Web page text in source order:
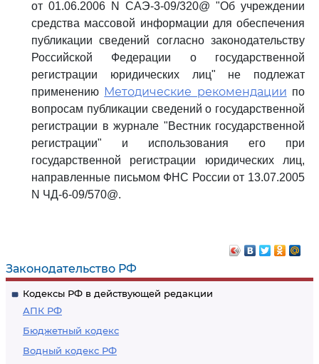
Законодательство РФ
Кодексы РФ в действующей редакции
АПК РФ
Бюджетный кодекс
Водный кодекс РФ
от 01.06.2006 N САЭ-3-09/320@ "Об учреждении
средства массовой информации для обеспечения
публикации сведений согласно законодательству
Российской Федерации о государственной
регистрации юридических лиц" не подлежат
применению Методические рекомендации по
вопросам публикации сведений о государственной
регистрации в журнале "Вестник государственной
регистрации" и использования его при
государственной регистрации юридических лиц,
направленные письмом ФНС России от 13.07.2005
N ЧД-6-09/570@.